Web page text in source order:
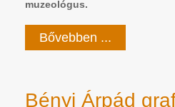
muzeológus.
Bővebben ...
Bényi Árpád